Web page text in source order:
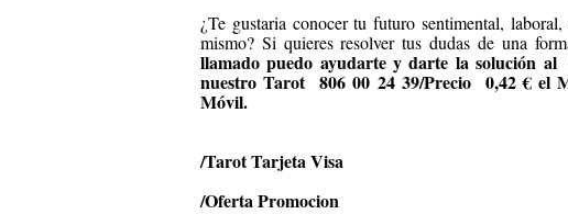
¿Te gustaria conocer tu futuro sentimental,
mismo? Si quieres resolver tus dudas de una
llamado puedo ayudarte y darte la solución al
nuestro Tarot 806 00 24 39/Precio 0,42 € el
Móvil.
/Tarot Tarjeta Visa
/Oferta Promocion